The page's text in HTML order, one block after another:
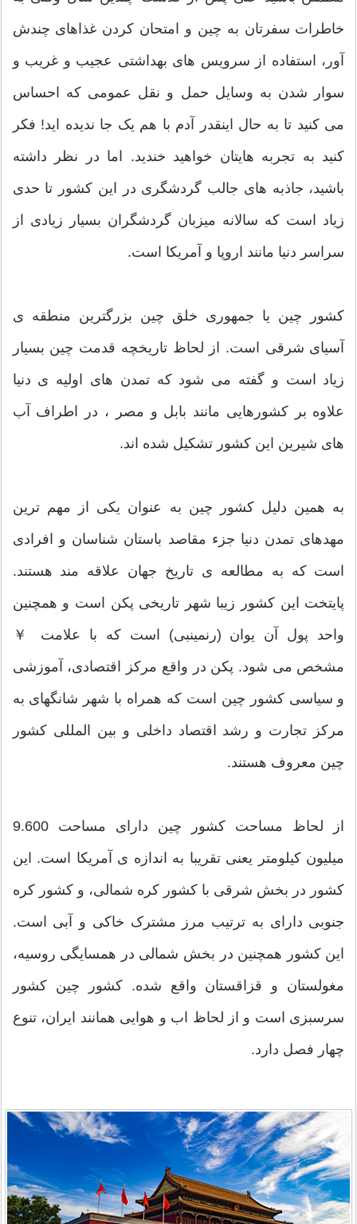
خاطرات سفرتان به چین و امتحان کردن غذاهای چندش
آور، استفاده از سرویس های بهداشتی عجیب و غریب و
سوار شدن به وسایل حمل و نقل عمومی که احساس
می کنید تا به حال اینقدر آدم با هم یک جا ندیده اید! فکر
کنید به تجربه هایتان خواهید خندید. اما در نظر داشته
باشید، جاذبه های جالب گردشگری در این کشور تا حدی
زیاد است که سالانه میزبان گردشگران بسیار زیادی از
سراسر دنیا مانند اروپا و آمریکا است.
کشور چین یا جمهوری خلق چین بزرگترین منطقه ی
آسیای شرقی است. از لحاظ تاریخچه قدمت چین بسیار
زیاد است و گفته می شود که تمدن های اولیه ی دنیا
علاوه بر کشورهایی مانند بابل و مصر ، در اطراف آب
های شیرین این کشور تشکیل شده اند.
به همین دلیل کشور چین به عنوان یکی از مهم ترین
مهدهای تمدن دنیا جزء مقاصد باستان شناسان و افرادی
است که به مطالعه ی تاریخ جهان علاقه مند هستند.
پایتخت این کشور زیبا شهر تاریخی پکن است و همچنین
واحد پول آن یوان (رنمینبی) است که با علامت ￥
مشخص می شود. پکن در واقع مرکز اقتصادی، آموزشی
و سیاسی کشور چین است که همراه با شهر شانگهای به
مرکز تجارت و رشد اقتصاد داخلی و بین المللی کشور
چین معروف هستند.
از لحاظ مساحت کشور چین دارای مساحت 9.600
میلیون کیلومتر یعنی تقریبا به اندازه ی آمریکا است. این
کشور در بخش شرقی با کشور کره شمالی، و کشور کره
جنوبی دارای به ترتیب مرز مشترک خاکی و آبی است.
این کشور همچنین در بخش شمالی در همسایگی روسیه،
مغولستان و قزاقستان واقع شده. کشور چین کشور
سرسبزی است و از لحاظ اب و هوایی همانند ایران، تنوع
چهار فصل دارد.